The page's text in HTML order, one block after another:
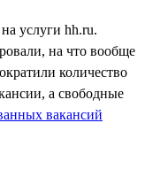
услуги hh.ru.
на что вообще
количество
а свободные
вакансий